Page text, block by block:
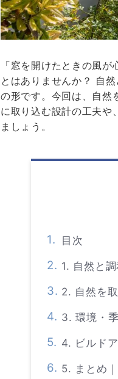
「窓を開けたときの風
とはありませんか？ 自
の形です。今回は、自然
に取り込む設計の工夫や
ましょう。
目次
1. 自然と
2. 自然を
3. 環境・
4. ビルド
5. まとめ